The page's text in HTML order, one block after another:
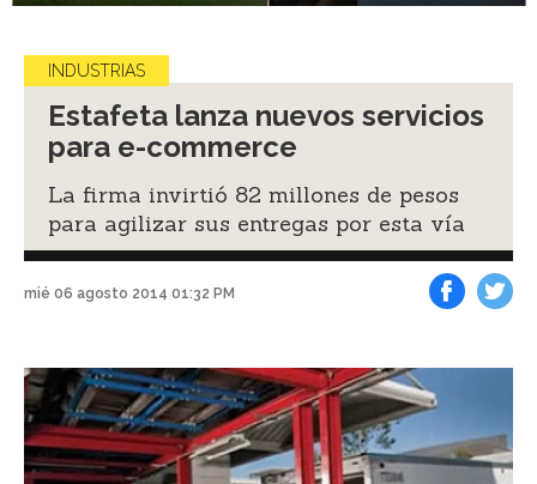
INDUSTRIAS
Estafeta lanza nuevos servicios
para e-commerce
La firma invirtió 82 millones de pesos
para agilizar sus entregas por esta vía
mié 06 agosto 2014 01:32 PM